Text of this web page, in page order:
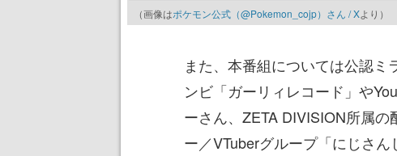
（画像はポケモン公式（@Pokemon_cojp）さん / Xより）
また、本番組については公認
ンビ「ガーリィレコード」や
ーさん、ZETA DIVISION所属
ー／VTuberグループ「にじさ